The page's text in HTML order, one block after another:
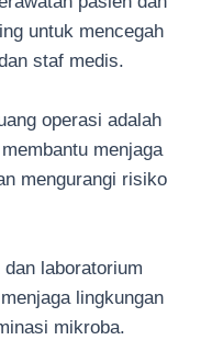
untuk mencegah
staf medis.
operasi adalah
menjaga
mengurangi risiko
dan laboratorium
lingkungan
mikroba.